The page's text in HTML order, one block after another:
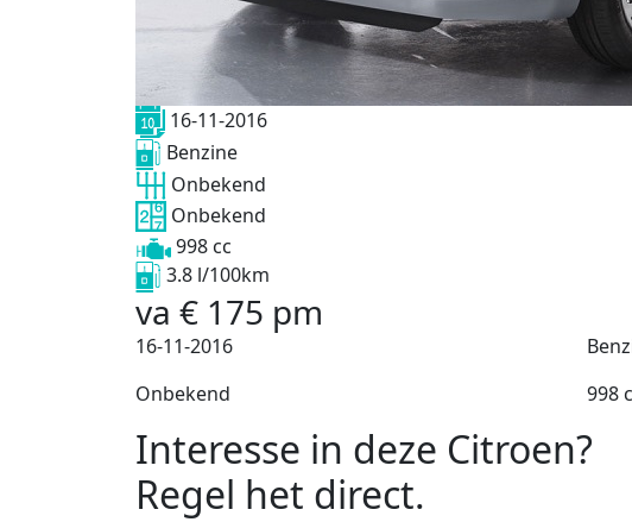
16-11-2016
Benzine
Onbekend
Onbekend
998 cc
3.8 l/100km
va € 175 pm
16-11-2016
Onbekend
998
Interesse in deze Citroen?
Regel het direct.